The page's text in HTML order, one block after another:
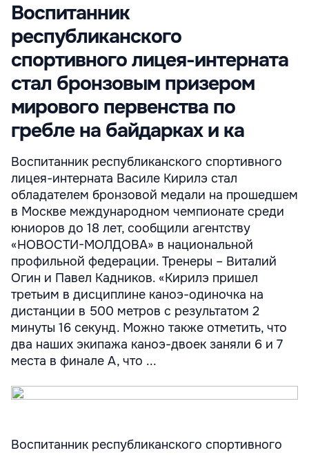
Воспитанник
республиканского
спортивного лицея-интерната
стал бронзовым призером
мирового первенства по
гребле на байдарках и ка
Воспитанник республиканского спортивного
лицея-интерната Василе Кирилэ стал
обладателем бронзовой медали на прошедшем
в Москве международном чемпионате среди
юниоров до 18 лет, сообщили агентству
«НОВОСТИ-МОЛДОВА» в национальной
профильной федерации. Тренеры – Виталий
Огин и Павел Кадников. «Кирилэ пришел
третьим в дисциплине каноэ-одиночка на
дистанции в 500 метров с результатом 2
минуты 16 секунд. Можно также отметить, что
два наших экипажа каноэ-двоек заняли 6 и 7
места в финале А, что ...
Воспитанник республиканского спортивного